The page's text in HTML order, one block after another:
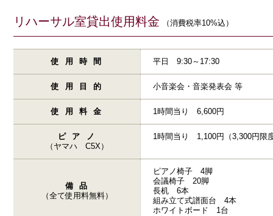
リハーサル室貸出使用料金 （消費税率10%込）
使用時間 平日 9:30～17:30
使用目的 小音楽会・音楽発表会 等
使用料金 1時間当り 6,600円
ピアノ
（ヤマハ C5X）
1時間当り 1,100円（3,300円限
備品
（全て使用料無料）
ピアノ椅子 4脚
会議椅子 20脚
長机 6本
組み立て式譜面台 4本
ホワイトボード 1台